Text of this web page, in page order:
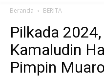
Beranda BERITA
Pilkada
Kamaludin
Pimpin